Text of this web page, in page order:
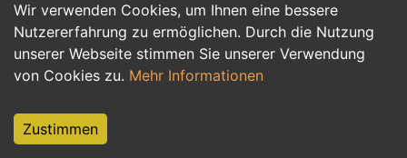
Wir verwenden Cookies, um Ihnen eine bessere
Nutzererfahrung zu ermöglichen. Durch die Nutzung
unserer Webseite stimmen Sie unserer Verwendung
von Cookies zu. Mehr Informationen
Zustimmen
Personalwesen Assistenz, Sekretariat
Hilfskräfte, Aushilfs- und Nebenjobs
Weiterbildung, Studium, duale Ausbildung